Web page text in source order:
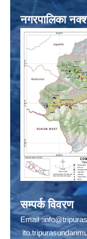
नगरपालिका
सम्पर्क विवरण
Email :